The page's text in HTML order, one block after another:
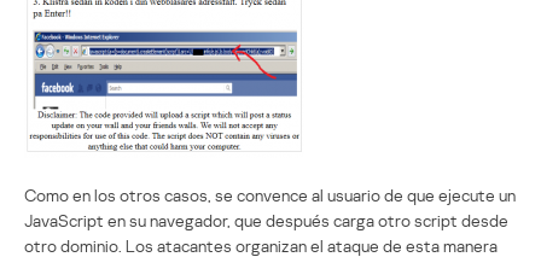
Como en los otros casos, se convence al usuario de que ejecute un
JavaScript en su navegador, que después carga otro script desde
otro dominio. Los atacantes organizan el ataque de esta manera